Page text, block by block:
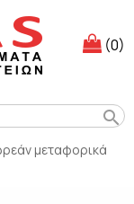
(0)
search
μεταφορικά